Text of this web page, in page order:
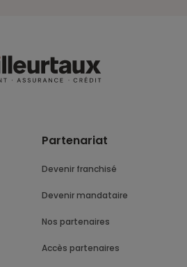
Partenariat
Devenir franchisé
Devenir mandataire
Nos partenaires
Accès partenaires